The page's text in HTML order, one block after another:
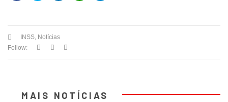
INSS Notícias
Follow:
MAIS NOTÍCIAS